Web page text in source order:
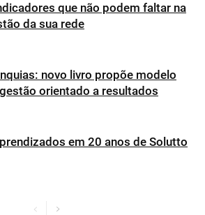
que não podem faltar na
da sua rede
novo livro propõe modelo
orientado a resultados
em 20 anos de Solutto